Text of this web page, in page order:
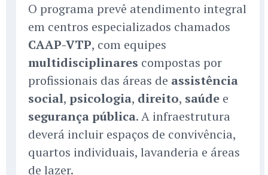
O programa prevê atendimento integral
em centros especializados chamados
CAAP-VTP, com equipes
multidisciplinares compostas por
profissionais das áreas de assistência
social, psicologia, direito, saúde e
segurança pública. A infraestrutura
deverá incluir espaços de convivência,
quartos individuais, lavanderia e áreas
de lazer.